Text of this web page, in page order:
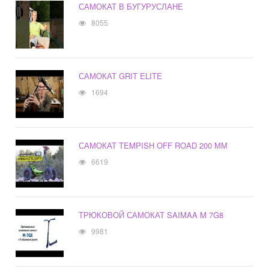
САМОКАТ В БУГУРУСЛАНЕ
8055
САМОКАТ GRIT ELITE
1694
САМОКАТ TEMPISH OFF ROAD 200 ММ
6619
ТРЮКОВОЙ САМОКАТ SAIMAA M 7G8
9981